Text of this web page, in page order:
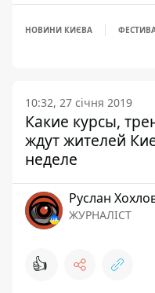
НОВИНИ КИЄВА
10:32, 27 січня 2019
Какие курсы,
ждут жителей
неделе
Руслан
ЖУРНАЛІСТ
👍